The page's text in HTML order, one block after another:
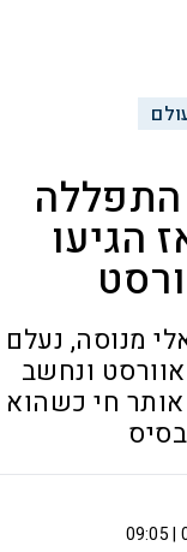
הגיעו
מנוסה, נעלם
ונחשב
חי כשהוא